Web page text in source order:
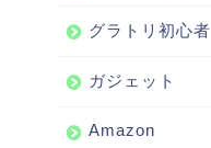
グラトリ初心者
ガジェット
Amazon